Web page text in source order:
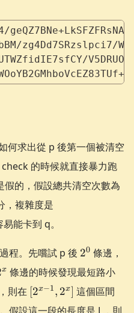
zg4Dd7SRzslpci7/
何求出從 p 後第一個被清空
的時候就直接暴力跑
的，假設總共清空次數為
，複雜度是
q)
能卡到 q。
程。先嚐試 p 後 2^0
20 條邊，
x 條邊的時候發現最短路小
則在 [2^{x-
1},
[2x−1, 2x] 這個區間